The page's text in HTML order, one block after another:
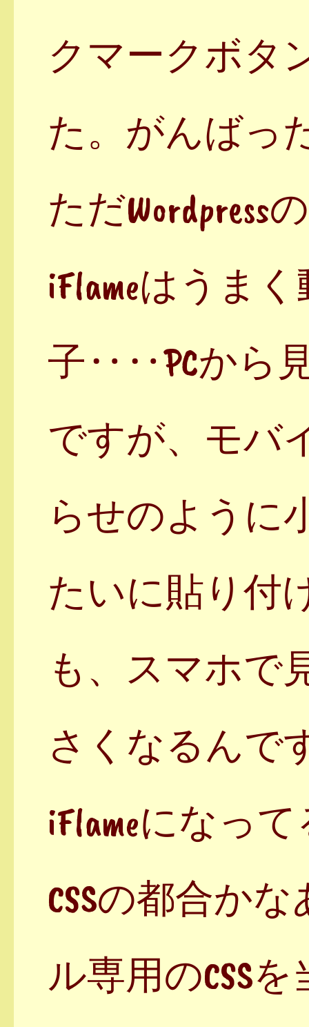
クマークボタ
た。がんばっ
ただ
iFlameはうま
子‥‥PCから
ですが、モバ
らせのように
たいに貼り付
も、スマホで
さくなるんで
iFlameになっ
CSSの都合か
ル専用のCSS